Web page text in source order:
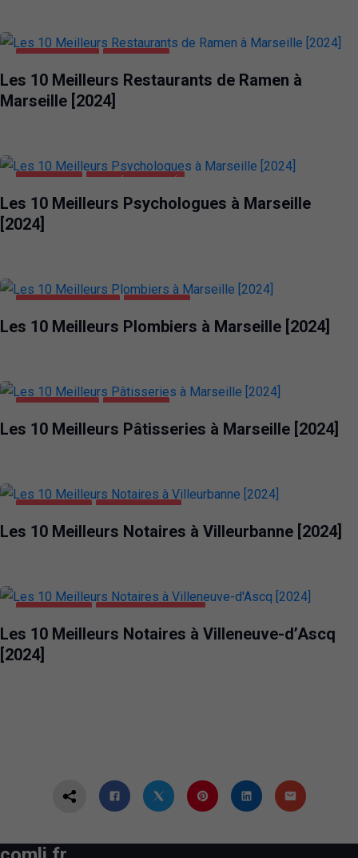
Les 10 Meilleurs Restaurants de Ramen à
Marseille [2024]
Les 10 Meilleurs Psychologues à Marseille
[2024]
Les 10 Meilleurs Plombiers à Marseille [2024]
Les 10 Meilleurs Pâtisseries à Marseille [2024]
Les 10 Meilleurs Notaires à Villeurbanne [2024]
Les 10 Meilleurs Notaires à Villeneuve-d’Ascq
[2024]